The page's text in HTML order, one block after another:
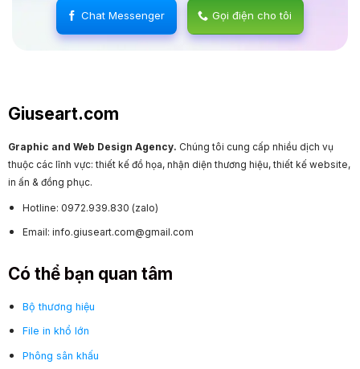
Chat Messenger Gọi điện cho tôi
Giuseart.com
Graphic and Web Design Agency. Chúng tôi cung cấp nhiều dịch vụ
thuộc các lĩnh vực: thiết kế đồ họa, nhận diện thương hiệu, thiết kế website,
in ấn & đồng phục.
Hotline: 0972.939.830 (zalo)
Email: info.giuseart.com@gmail.com
Có thể bạn quan tâm
Bộ thương hiệu
File in khổ lớn
Phông sân khấu